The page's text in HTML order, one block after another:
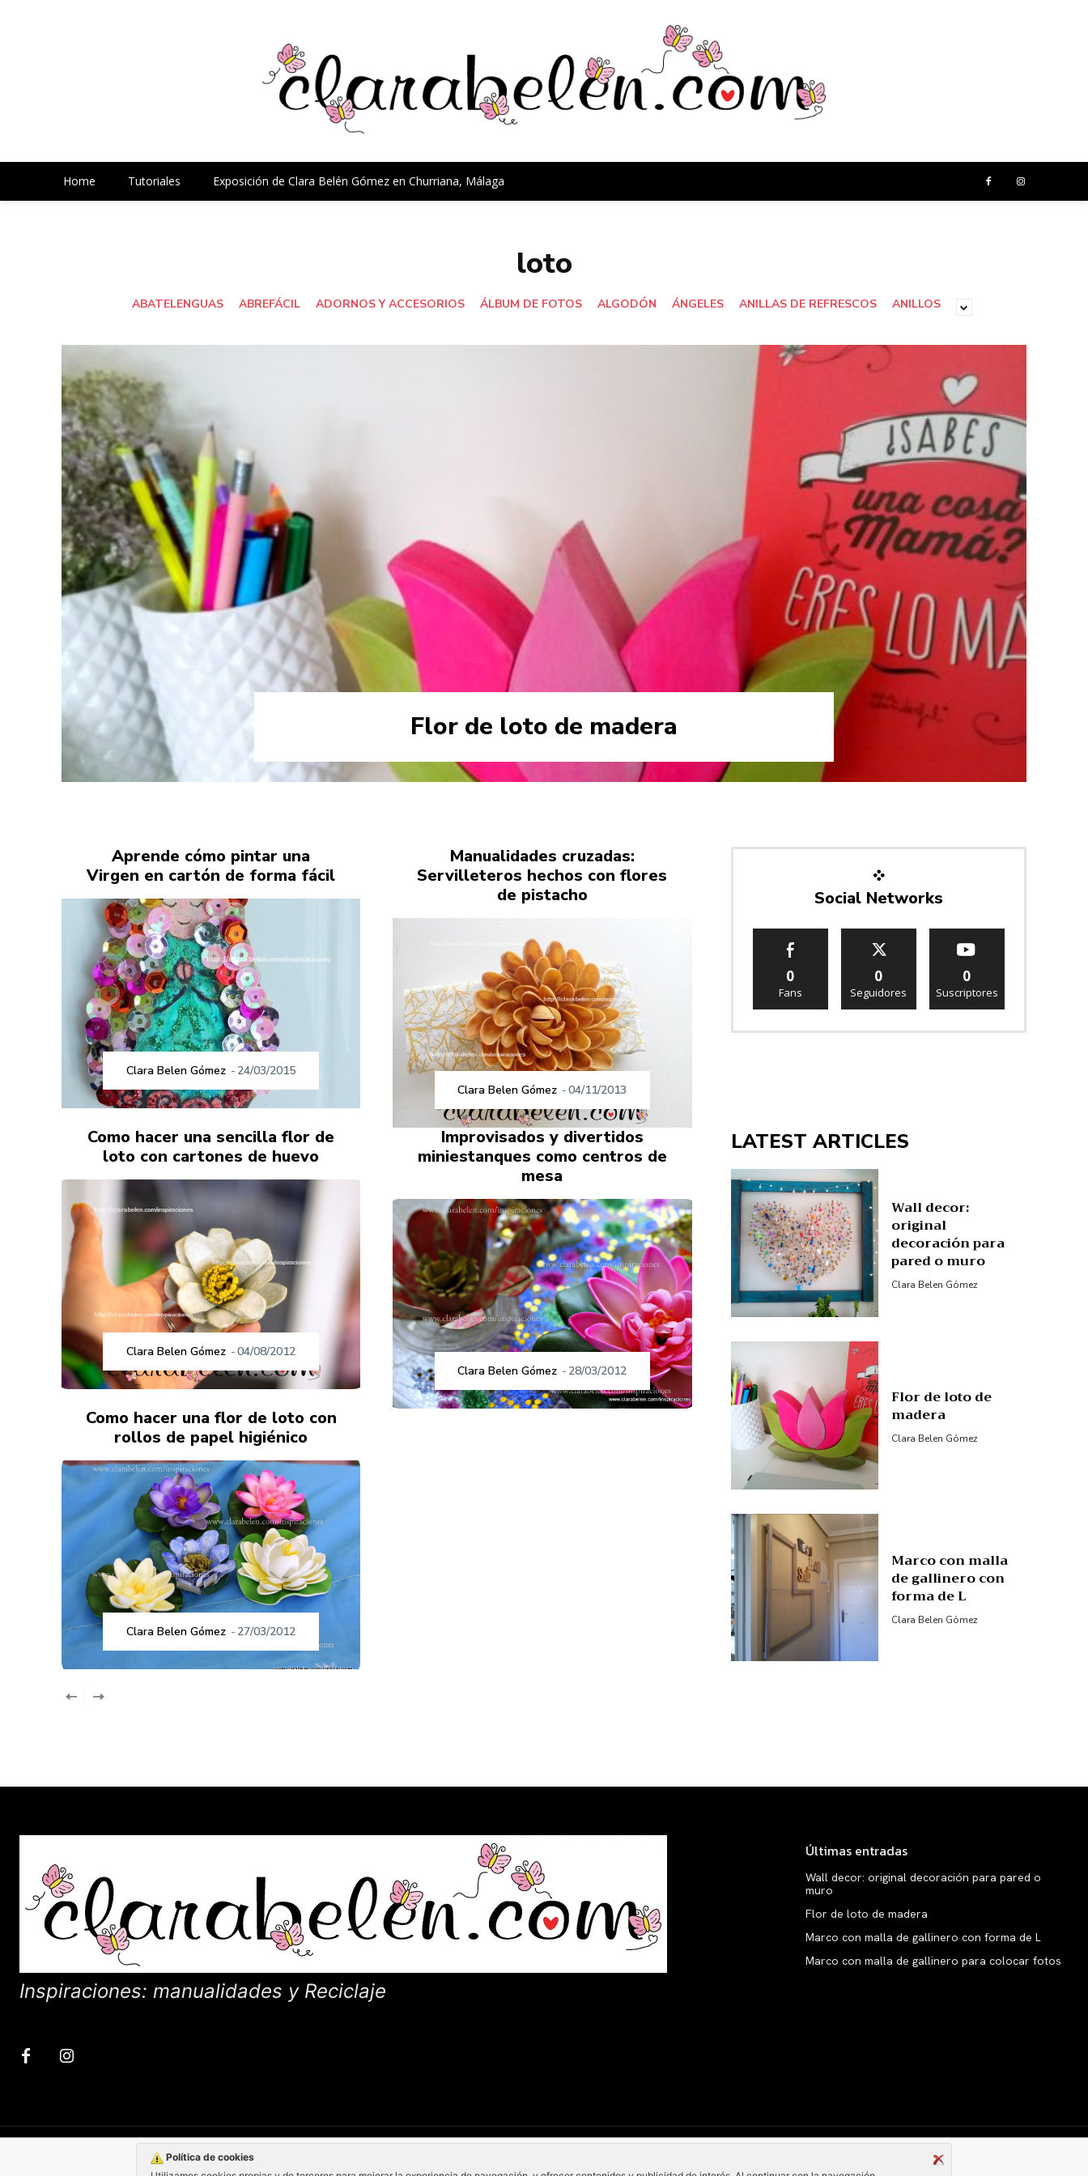
Política de cookies
Home Tutoriales Exposición de Clara Belén Gómez en Churriana, Málaga
loto
ABATELENGUAS ABREFÁCIL ADORNOS Y ACCESORIOS ÁLBUM DE FOTOS ALGODÓN ÁNGELES ANILLAS DE REFRESCOS ANILLOS
Flor de loto de madera
Aprende cómo pintar una
Virgen en cartón de forma fácil
Clara Belen Gómez - 24/03/2015
Manualidades cruzadas:
Servilleteros hechos con flores
de pistacho
Clara Belen Gómez -04/11/2013
Como hacer una sencilla flor de
loto con cartones de huevo
Clara Belen Gómez -04/08/2012
Improvisados y divertidos
miniestanques como centros de
mesa
Clara Belen Gómez - 28/03/2012
Como hacer una flor de loto con
rollos de papel higiénico
Clara Belen Gómez - 27/03/2012
Social Networks
0
Fans
0
Seguidores
0
Suscriptores
LATEST ARTICLES
Wall decor:
original
decoración para
pared o muro
Clara Belen Gómez
Flor de loto de
madera
Clara Belen Gómez
Marco con malla
de gallinero con
forma de L
Clara Belen Gómez
Inspiraciones: manualidades y Reciclaje
Últimas entradas
Wall decor: original decoración para pared o
muro
Flor de loto de madera
Marco con malla de gallinero con forma de L
Marco con malla de gallinero para colocar fotos
Copyright © clarabelen.com